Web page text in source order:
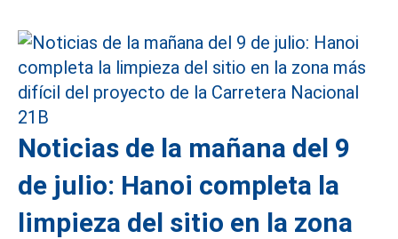
Noticias de la mañana del 9
de julio: Hanoi completa la
limpieza del sitio en la zona